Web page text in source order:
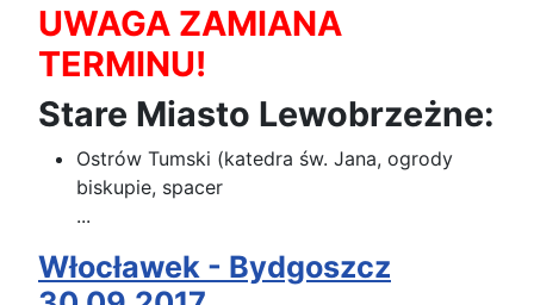
UWAGA ZAMIANA
TERMINU!
Stare Miasto Lewobrzeżne:
Ostrów Tumski (katedra św. Jana, ogrody
biskupie, spacer
...
Włocławek - Bydgoszcz